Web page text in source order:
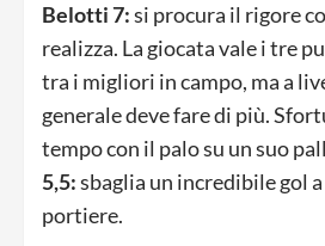
Belotti 7:si procura il rigore
realizza. La giocata vale i tre
tra i migliori in campo, ma a
generale deve fare di più.
tempo con il palo su un suo
5,5:sbaglia un incredibile gol
portiere.